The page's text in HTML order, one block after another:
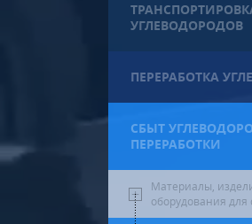
УГЛЕВОДОРОДОВ
ПЕРЕРАБОТКА
СБЫТ
ПЕРЕРАБОТКИ
Материалы,
оборудования для